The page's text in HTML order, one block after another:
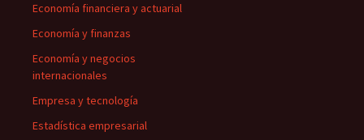
Economía financiera y actuarial
Economía y finanzas
Economía y negocios
internacionales
Empresa y tecnología
Estadística empresarial